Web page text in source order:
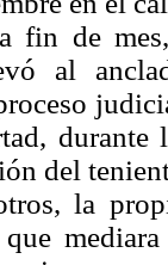
fin de
al
durante
del
la